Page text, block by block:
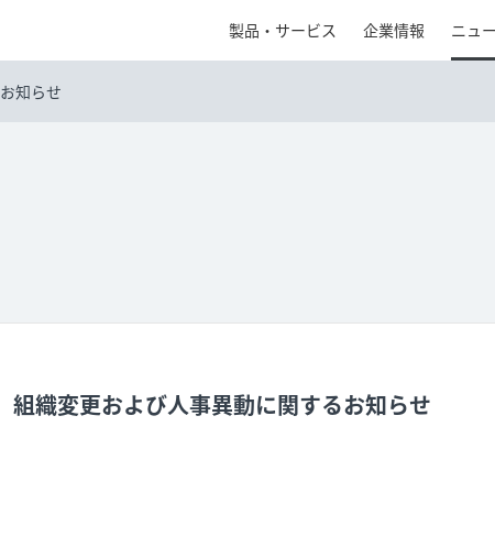
製品・サービス 企業情報 ニュ
お知らせ
組織変更および人事異動に関するお知らせ